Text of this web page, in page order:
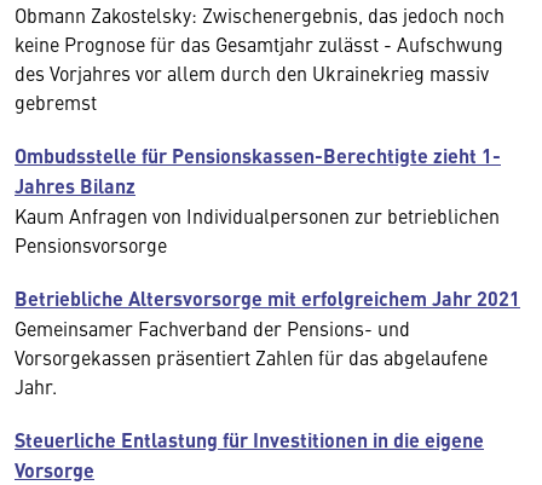
Obmann Zakostelsky: Zwischenergebnis, das jedoch noch
keine Prognose für das Gesamtjahr zulässt - Aufschwung
des Vorjahres vor allem durch den Ukrainekrieg massiv
gebremst
Ombudsstelle für Pensionskassen-Berechtigte zieht 1-
Jahres Bilanz
Kaum Anfragen von Individualpersonen zur betrieblichen
Pensionsvorsorge
Betriebliche Altersvorsorge mit erfolgreichem Jahr 2021
Gemeinsamer Fachverband der Pensions- und
Vorsorgekassen präsentiert Zahlen für das abgelaufene
Jahr.
Steuerliche Entlastung für Investitionen in die eigene
Vorsorge